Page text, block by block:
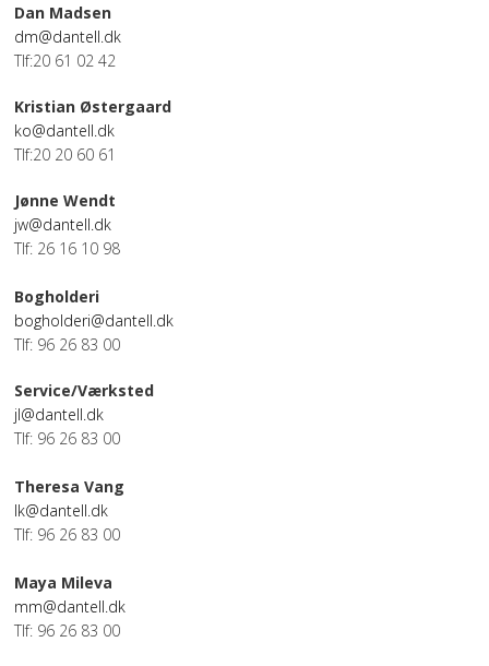
Dan Madsen
dm@dantell.dk
Tlf:20 61 02 42
Kristian Østergaard
ko@dantell.dk
Tlf:20 20 60 61
Jønne Wendt
jw@dantell.dk
Tlf: 26 16 10 98
Bogholderi
bogholderi@dantell.dk
Tlf: 96 26 83 00
Service/Værksted
jl@dantell.dk
Tlf: 96 26 83 00
Theresa Vang
lk@dantell.dk
Tlf: 96 26 83 00
Maya Mileva
mm@dantell.dk
Tlf: 96 26 83 00